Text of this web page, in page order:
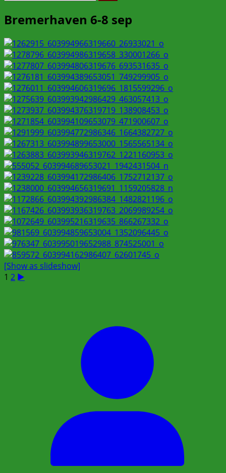
Bremerhaven 6-8 sep
[Show as slideshow]
1 2 ►